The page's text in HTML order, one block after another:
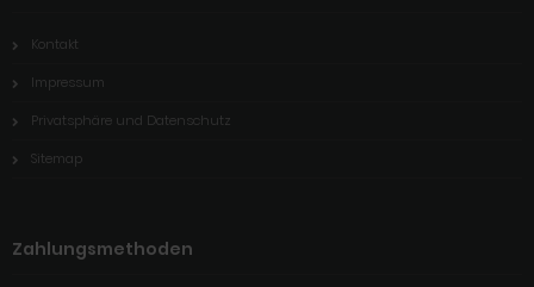
Kontakt
Impressum
Privatsphäre und Datenschutz
Sitemap
Zahlungsmethoden